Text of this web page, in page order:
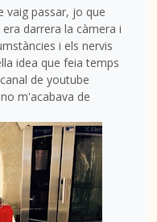
vaig passar, jo que
darrera la càmera i
i els nervis
idea que feia temps
de youtube
m'acabava de